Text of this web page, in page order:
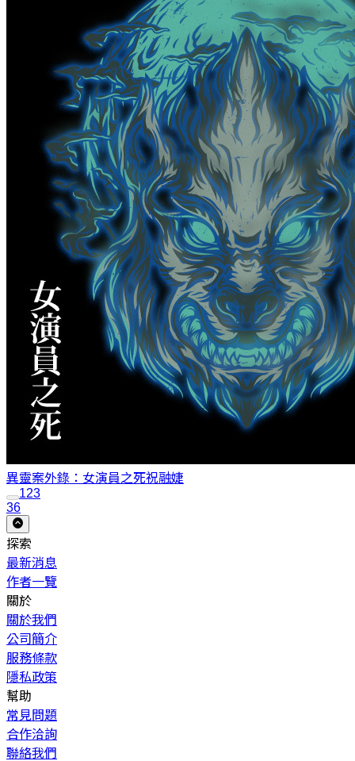
異靈案外錄：女演員之死祝融婕
123
36
探索
最新消息
作者一覽
關於
關於我們
公司簡介
服務條款
隱私政策
幫助
常見問題
合作洽詢
聯絡我們